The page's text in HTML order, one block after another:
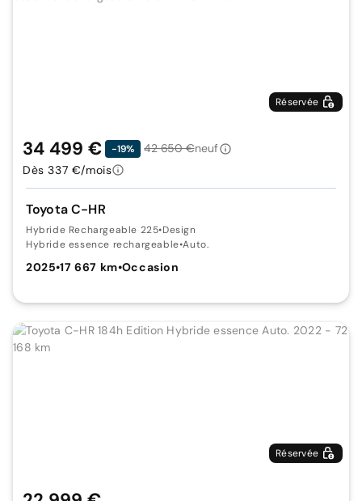
Réservée
Toyota C-HR
Hybride Rechargeable 225•Design
Hybride essence rechargeable•Auto.
2025•17 667 km•Occasion
34 499 € -19% 42 650 €neuf
Dès 337 €/mois
Réservée